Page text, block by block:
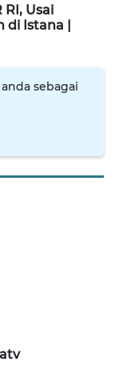
Usai
Istana |
sebagai